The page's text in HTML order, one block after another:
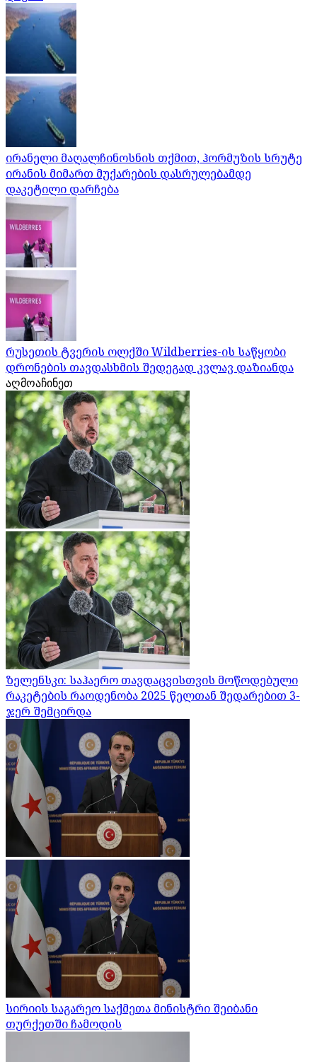
ირანელი მაღალჩინოსნის თქმით, ჰორმუზის სრუტე
ირანის მიმართ მუქარების დასრულებამდე
დაკეტილი დარჩება
რუსეთის ტვერის ოლქში Wildberries-ის საწყობი
დრონების თავდასხმის შედეგად კვლავ დაზიანდა
აღმოაჩინეთ
ზელენსკი: საჰაერო თავდაცვისთვის მოწოდებული
რაკეტების რაოდენობა 2025 წელთან შედარებით 3-
ჯერ შემცირდა
სირიის საგარეო საქმეთა მინისტრი შეიბანი
თურქეთში ჩამოდის